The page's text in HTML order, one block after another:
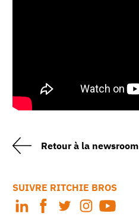
Retour à la newsroom
SUIVRE RITCHIE BROS